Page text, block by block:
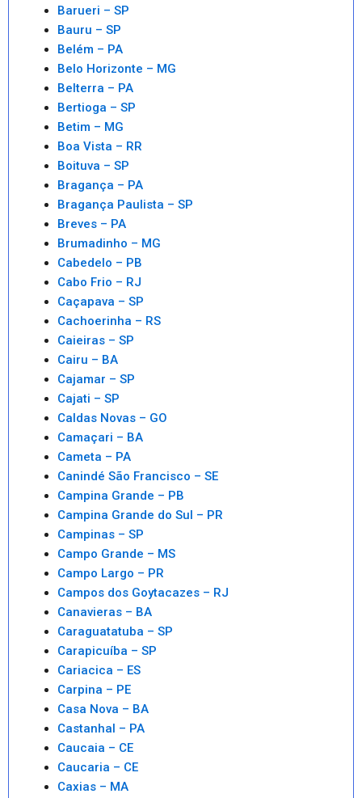
Barueri – SP
Bauru – SP
Belém – PA
Belo Horizonte – MG
Belterra – PA
Bertioga – SP
Betim – MG
Boa Vista – RR
Boituva – SP
Bragança – PA
Bragança Paulista – SP
Breves – PA
Brumadinho – MG
Cabedelo – PB
Cabo Frio – RJ
Caçapava – SP
Cachoerinha – RS
Caieiras – SP
Cairu – BA
Cajamar – SP
Cajati – SP
Caldas Novas – GO
Camaçari – BA
Cameta – PA
Canindé São Francisco – SE
Campina Grande – PB
Campina Grande do Sul – PR
Campinas – SP
Campo Grande – MS
Campo Largo – PR
Campos dos Goytacazes – RJ
Canavieras – BA
Caraguatatuba – SP
Carapicuíba – SP
Cariacica – ES
Carpina – PE
Casa Nova – BA
Castanhal – PA
Caucaia – CE
Caucaria – CE
Caxias – MA